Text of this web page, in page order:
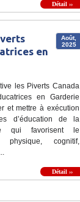
Détail ››
Août,
2025
en
les Piverts Canada
en Garderie
et mettre à exécution
d’éducation de la
qui favorisent le
physique, cognitif,
Détail ››